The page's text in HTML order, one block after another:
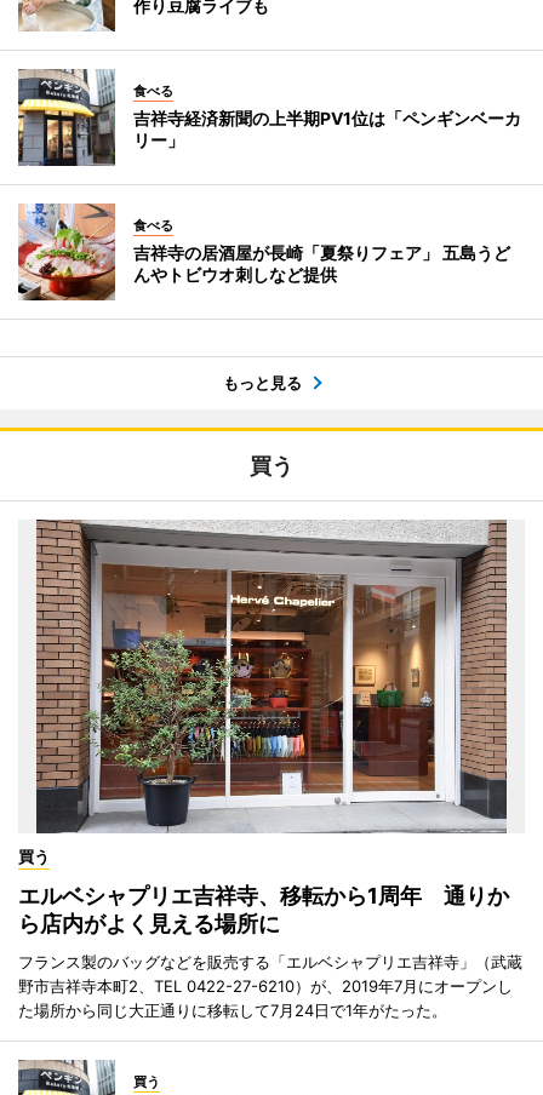
作り豆腐ライブも
食べる
吉祥寺経済新聞の上半期PV1位は「ペンギンベーカ
リー」
食べる
吉祥寺の居酒屋が長崎「夏祭りフェア」 五島うど
んやトビウオ刺しなど提供
もっと見る
買う
買う
エルベシャプリエ吉祥寺、移転から1周年 通りか
ら店内がよく見える場所に
フランス製のバッグなどを販売する「エルベシャプリエ吉祥寺」（武蔵
野市吉祥寺本町2、TEL 0422-27-6210）が、2019年7月にオープンし
た場所から同じ大正通りに移転して7月24日で1年がたった。
買う